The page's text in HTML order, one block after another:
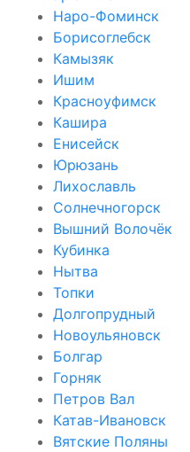
Наро-Фоминск
Борисоглебск
Камызяк
Ишим
Красноуфимск
Кашира
Енисейск
Юрюзань
Лихославль
Солнечногорск
Вышний Волочёк
Кубинка
Нытва
Топки
Долгопрудный
Новоульяновск
Болгар
Горняк
Петров Вал
Катав-Ивановск
Вятские Поляны